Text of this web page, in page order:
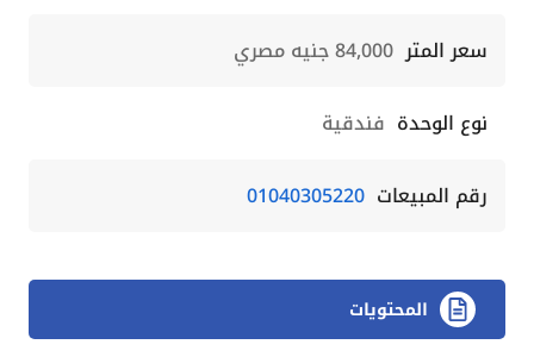
سعر المتر 84,000 جنيه مصري
نوع الوحدة فندقية
رقم المبيعات 01040305220
المحتويات